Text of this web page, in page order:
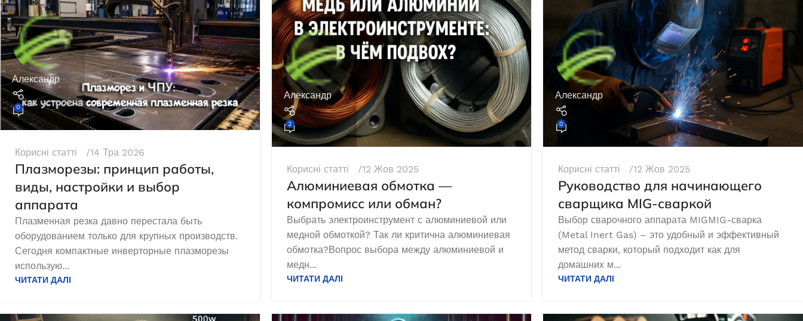
Александр
0
Корисні статті 14 Тра 2026
Плазморезы: принцип работы,
виды, настройки и выбор
аппарата
Плазменная резка давно перестала быть
оборудованием только для крупных производств.
Сегодня компактные инверторные плазморезы
использую...
ЧИТАТИ ДАЛІ
Александр
2
Корисні статті 12 Жов 2025
Алюминиевая обмотка —
компромисс или обман?
Выбрать электроинструмент с алюминиевой или
медной обмоткой? Так ли критична алюминиевая
обмотка?Вопрос выбора между алюминиевой и
медн...
ЧИТАТИ ДАЛІ
Александр
0
Корисні статті 12 Жов 2025
Руководство для начинающего
сварщика MIG-сваркой
Выбор сварочного аппарата MIGMIG-сварка
(Metal Inert Gas) – это удобный и эффективный
метод сварки, который подходит как для
домашних м...
ЧИТАТИ ДАЛІ